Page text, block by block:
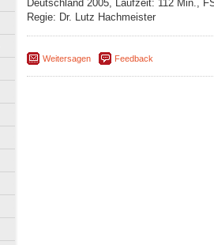
Deutschland 2005, Laufzeit: 112 Min.,
Regie: Dr. Lutz Hachmeister
Weitersagen Feedback